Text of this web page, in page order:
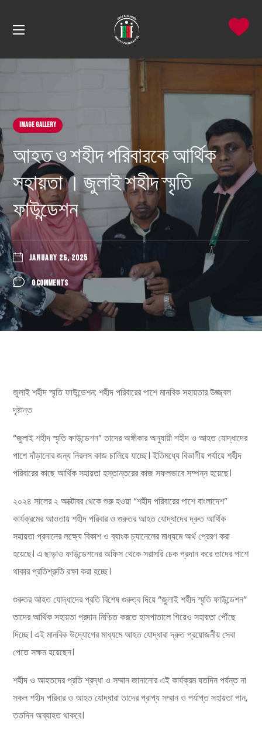
Image Gallery
আহত ও শহীদ পরিবারকে আর্থিক
সহায়তা । জুলাই শহীদ স্মৃতি
ফাউন্ডেশন
JANUARY 26, 2025
0 COMMENTS
জুলাই শহীদ স্মৃতি ফাউন্ডেশন: শহীদ পরিবারের পাশে মানবিক সহায়তার উজ্জ্বল
দৃষ্টান্ত
“জুলাই শহীদ স্মৃতি ফাউন্ডেশন” তাদের অঙ্গীকার অনুযায়ী শহীদ ও আহত যোদ্ধাদের
পাশে দাঁড়ানোর জন্য নিরলস কাজ চালিয়ে যাচ্ছে। ইতিমধ্যে বিভাগীয় পর্যায়ে শহীদ
পরিবারের কাছে আর্থিক সহায়তা হস্তান্তরের কাজ সফলভাবে সম্পন্ন হয়েছে।
২০২৪ সালের ২ অক্টোবর থেকে শুরু হওয়া “শহীদ পরিবারের পাশে বাংলাদেশ”
কার্যক্রমের আওতায় শহীদ পরিবার ও গুরুতর আহত যোদ্ধাদের দ্রুত আর্থিক
সহায়তা প্রদানের লক্ষ্যে বিকাশ ও ব্যাংকচ্যানেলের মাধ্যমে অর্থ প্রেরণ করা
হয়েছে। এ ছাড়াও ফাউন্ডেশনের অফিস থেকে সরাসরি চেক প্রদান করে তাদের পাশে
থাকার প্রতিশ্রুতি রক্ষা করা হচ্ছে।
গুরুতর আহত যোদ্ধাদের প্রতি বিশেষ গুরুত্ব দিয়ে “জুলাই শহীদ স্মৃতি ফাউন্ডেশন”
তাদের আর্থিক সহায়তা প্রদান নিশ্চিত করতে হাসপাতালে গিয়েও সহায়তা পৌঁছে
দিচ্ছে। এই মানবিক উদ্যোগের মাধ্যমে আহত যোদ্ধারা দ্রুত প্রয়োজনীয় সেবা
পেতে সক্ষম হয়েছেন।
শহীদ ও আহতদের প্রতি শ্রদ্ধা ও সম্মান জানানোর এই কার্যক্রম যতদিন পর্যন্ত না
সকল শহীদ পরিবার ও আহত যোদ্ধারা তাদের প্রাপ্য সম্মান ও পর্যাপ্ত সহায়তা পান,
ততদিন অব্যাহত থাকবে।